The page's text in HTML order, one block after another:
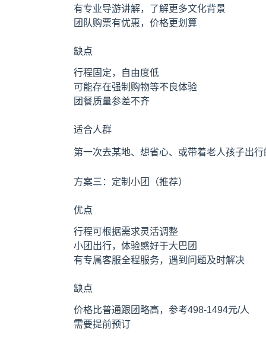
有专业导游讲解，了解更多文化背景
团队购票有优惠，价格更划算
缺点
行程固定，自由度低
可能存在强制购物等不良体验
团餐质量参差不齐
适合人群
第一次去某地、想省心、或带着老人孩子出
方案三：定制小团（推荐）
优点
行程可根据需求灵活调整
小团出行，体验感好于大巴团
有专属客服全程服务，遇到问题及时解决
缺点
价格比普通跟团略高，参考498-1494元/人
需要提前预订